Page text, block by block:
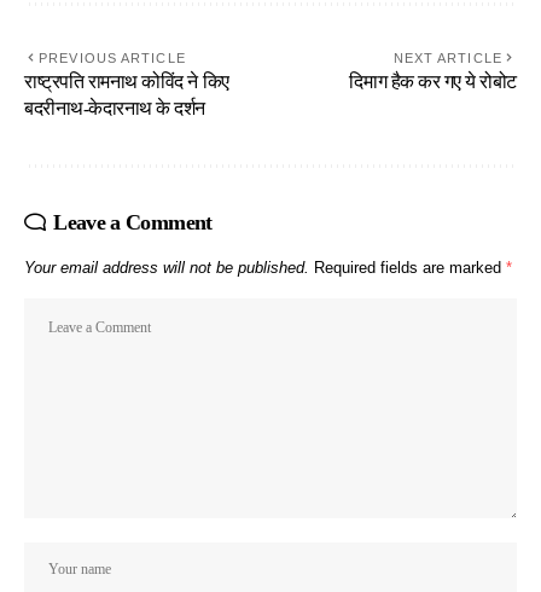
PREVIOUS ARTICLE
राष्ट्रपति रामनाथ कोविंद ने किए
बदरीनाथ-केदारनाथ के दर्शन
NEXT ARTICLE
दिमाग हैक कर गए ये रोबोट
Leave a Comment
Your email address will not be published. Required fields are marked *